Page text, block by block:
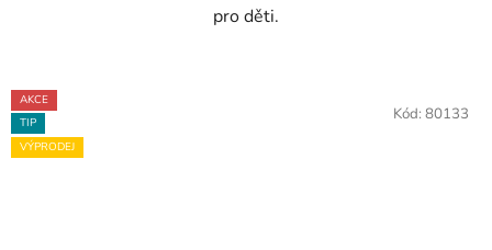
pro děti.
AKCE
TIP
VÝPRODEJ
Kód: 80133